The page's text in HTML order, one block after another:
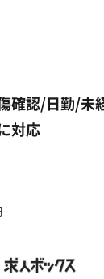
確認/日勤/未
対応